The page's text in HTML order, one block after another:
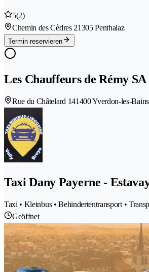
5(2)
Chemin des Cèdres 21305 Penthalaz
Termin reservieren
Les Chauffeurs de Rémy SA
Rue du Châtelard 141400 Yverdon-les-Bains
Taxi Dany Payerne -
Taxi • Kleinbus • Behindertentransport •
Geöffnet